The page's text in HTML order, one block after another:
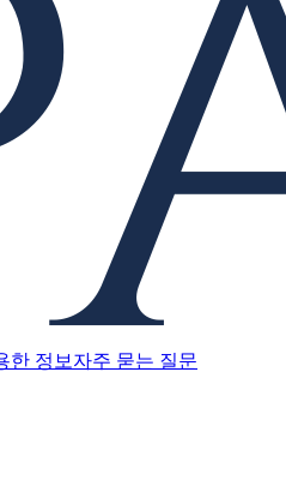
한 정보 자주 묻는 질문